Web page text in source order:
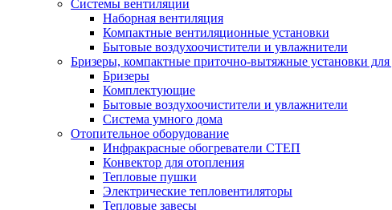
Системы вентиляции
Наборная вентиляция
Компактные вентиляционные установки
Бытовые воздухоочистители и увлажнители
Бризеры, компактные приточно-вытяжные установки
Бризеры
Комплектующие
Бытовые воздухоочистители и увлажнители
Система умного дома
Отопительное оборудование
Инфракрасные обогреватели СТЕП
Конвектор для отопления
Тепловые пушки
Электрические тепловентиляторы
Тепловые завесы